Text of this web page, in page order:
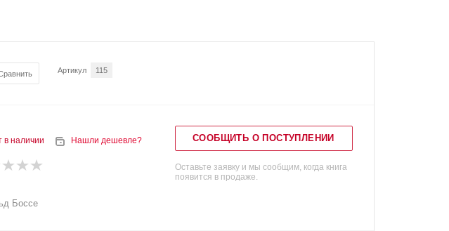
Артикул 115
в наличии Нашли дешевле? СООБЩИТЬ О ПОСТУПЛЕНИИ
Оставьте заявку и мы сообщим, когда книга
появится в продаже.
Боссе